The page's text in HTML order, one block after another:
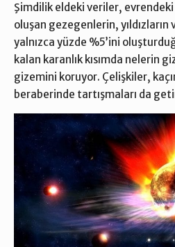
Şimdilik eldeki veriler,
oluşan gezegenlerin,
yalnızca yüzde %5’ini
kalan karanlık kısımda nelerin
gizemini koruyor. Çelişkiler,
beraberinde tartışmaları da